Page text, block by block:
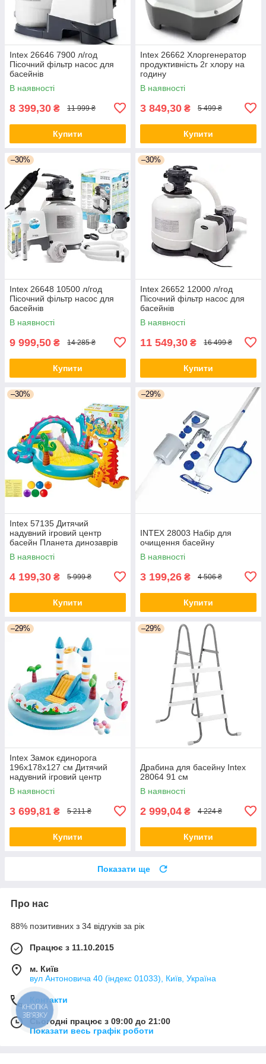
Intex 26646 7900 л/год
Пісочний фільтр насос для
басейнів
В наявності
8 399,30 ₴ 11 999 ₴
Купити
Intex 26662 Хлоргенератор
продуктивність 2г хлору на
годину
В наявності
3 849,30 ₴ 5 499 ₴
Купити
–30%
Intex 26648 10500 л/год
Пісочний фільтр насос для
басейнів
В наявності
9 999,50 ₴ 14 285 ₴
Купити
–30%
Intex 26652 12000 л/год
Пісочний фільтр насос для
басейнів
В наявності
11 549,30 ₴ 16 499 ₴
Купити
–30%
Intex 57135 Дитячий
надувний ігровий центр
басейн Планета динозаврів
В наявності
4 199,30 ₴ 5 999 ₴
Купити
–29%
INTEX 28003 Набір для
очищення басейну
В наявності
3 199,26 ₴ 4 506 ₴
Купити
–29%
Intex Замок єдинорога
196х178х127 см Дитячий
надувний ігровий центр
басейн
В наявності
3 699,81 ₴ 5 211 ₴
Купити
–29%
Драбина для басейну Intex
28064 91 см
В наявності
2 999,04 ₴ 4 224 ₴
Купити
Показати ще
Про нас
88% позитивних з 34 відгуків за рік
Працює з 11.10.2015
м. Київ
вул Антоновича 40 (індекс 01033), Київ, Україна
Контакти
Сьогодні працює з 09:00 до 21:00
Показати весь графік роботи
КНОПКА
ЗВ'ЯЗКУ